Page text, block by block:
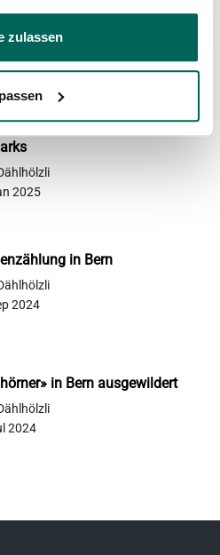
zulassen
finden wieder
2025
in den Tropen des
2025
in Bern
2024
in Bern ausgewildert
2024